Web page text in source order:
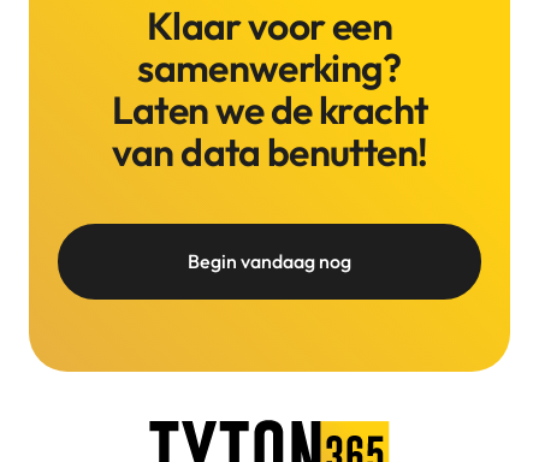
Klaar voor een
samenwerking?
Laten we de kracht
van data benutten!
Begin vandaag nog